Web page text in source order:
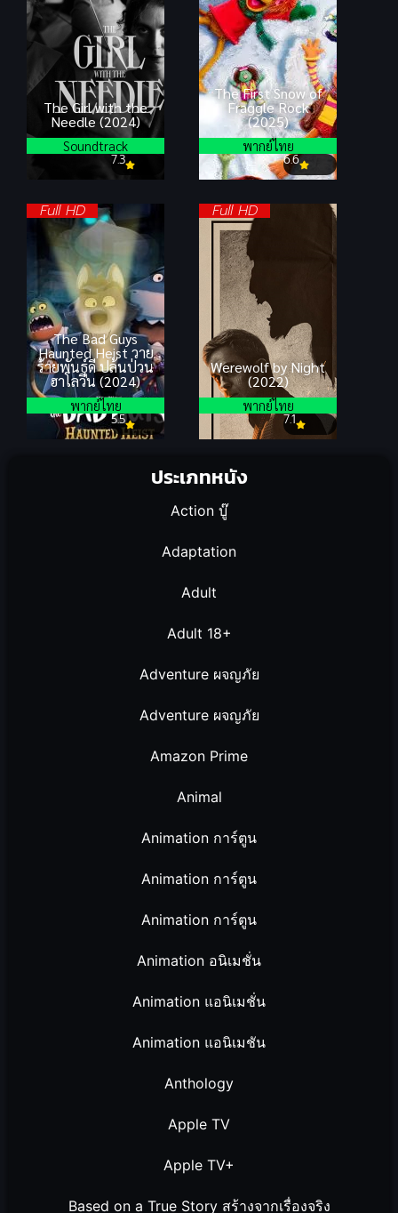
ประเภทหนัง
Action บู๊
Adaptation
Adult
Adult 18+
Adventure ผจญภัย
Adventure ผจญภัย
Amazon Prime
Animal
Animation การ์ตูน
Animation การ์ตูน
Animation การ์ตูน
Animation อนิเมชั่น
Animation แอนิเมชั่น
Animation แอนิเมชัน
Anthology
Apple TV
Apple TV+
Based on a True Story สร้างจากเรื่องจริง
The Girl with the
Needle (2024)
7.3
Soundtrack
The First Snow of
Fraggle Rock
(2025)
6.6
พากย์ไทย
Full HD
The Bad Guys
Haunted Heist วาย
ร้ายพันธุ์ดี ปล้นป่วน
ฮาโลวีน (2024)
5.5
พากย์ไทย
Full HD
Werewolf by Night
(2022)
7.1
พากย์ไทย